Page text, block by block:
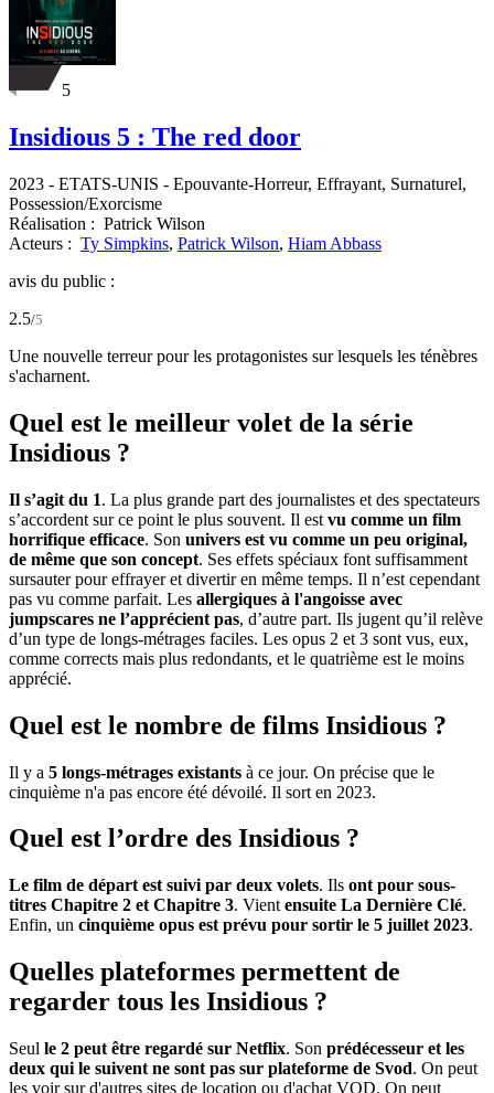
5
Insidious 5 : The red door
2023 - ETATS-UNIS - Epouvante-Horreur, Effrayant, Surnaturel,
Possession/Exorcisme
Réalisation : Patrick Wilson
Acteurs : Ty Simpkins, Patrick Wilson, Hiam Abbass
avis du public :
2.5/5
Une nouvelle terreur pour les protagonistes sur lesquels les ténèbres
s'acharnent.
Quel est le meilleur volet de la série
Insidious ?
Il s’agit du 1. La plus grande part des journalistes et des spectateurs
s’accordent sur ce point le plus souvent. Il est vu comme un film
horrifique efficace. Son univers est vu comme un peu original,
de même que son concept. Ses effets spéciaux font suffisamment
sursauter pour effrayer et divertir en même temps. Il n’est cependant
pas vu comme parfait. Les allergiques à l'angoisse avec
jumpscares ne l’apprécient pas, d’autre part. Ils jugent qu’il relève
d’un type de longs-métrages faciles. Les opus 2 et 3 sont vus, eux,
comme corrects mais plus redondants, et le quatrième est le moins
apprécié.
Quel est le nombre de films Insidious ?
Il y a 5 longs-métrages existants à ce jour. On précise que le
cinquième n'a pas encore été dévoilé. Il sort en 2023.
Quel est l’ordre des Insidious ?
Le film de départ est suivi par deux volets. Ils ont pour sous-
titres Chapitre 2 et Chapitre 3. Vient ensuite La Dernière Clé.
Enfin, un cinquième opus est prévu pour sortir le 5 juillet 2023.
Quelles plateformes permettent de
regarder tous les Insidious ?
Seul le 2 peut être regardé sur Netflix. Son prédécesseur et les
deux qui le suivent ne sont pas sur plateforme de Svod. On peut
les voir sur d'autres sites de location ou d'achat VOD. On peut